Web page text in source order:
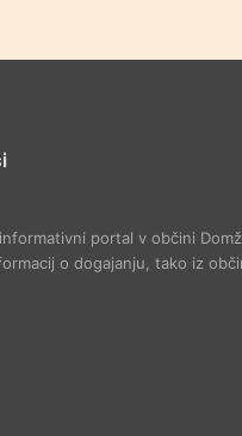
portal v občini
o dogajanju, tako iz